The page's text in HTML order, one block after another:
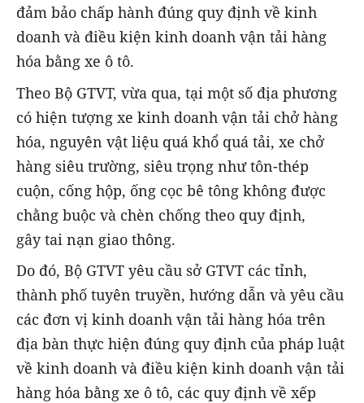
đảm bảo chấp hành đúng quy định về kinh
doanh và điều kiện kinh doanh vận tải hàng
hóa bằng xe ô tô.
Theo Bộ GTVT, vừa qua, tại một số địa phương
có hiện tượng xe kinh doanh vận tải chở hàng
hóa, nguyên vật liệu quá khổ quá tải, xe chở
hàng siêu trường, siêu trọng như tôn-thép
cuộn, cống hộp, ống cọc bê tông không được
chằng buộc và chèn chống theo quy định,
gây tai nạn giao thông.
Do đó, Bộ GTVT yêu cầu sở GTVT các tỉnh,
thành phố tuyên truyền, hướng dẫn và yêu cầu
các đơn vị kinh doanh vận tải hàng hóa trên
địa bàn thực hiện đúng quy định của pháp luật
về kinh doanh và điều kiện kinh doanh vận tải
hàng hóa bằng xe ô tô, các quy định về xếp